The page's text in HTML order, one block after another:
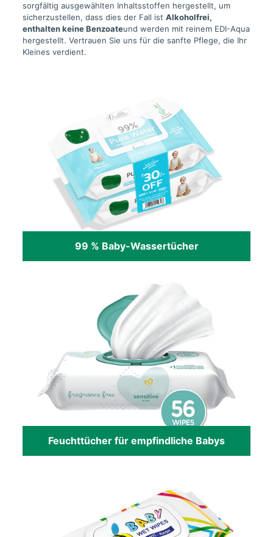
sorgfältig ausgewählten Inhaltsstoffen hergestellt, um
sicherzustellen, dass dies der Fall ist Alkoholfrei,
enthalten keine Benzoateund werden mit reinem EDI-Aqua
hergestellt. Vertrauen Sie uns für die sanfte Pflege, die Ihr
Kleines verdient.
99 % Baby-Wassertücher
Feuchttücher für empfindliche Babys